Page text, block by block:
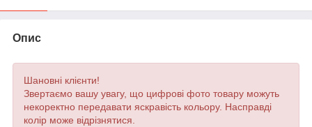
Опис
Шановні клієнти!
Звертаємо вашу увагу, що цифрові фото товару можуть
некоректно передавати яскравість кольору. Насправді
колір може відрізнятися.